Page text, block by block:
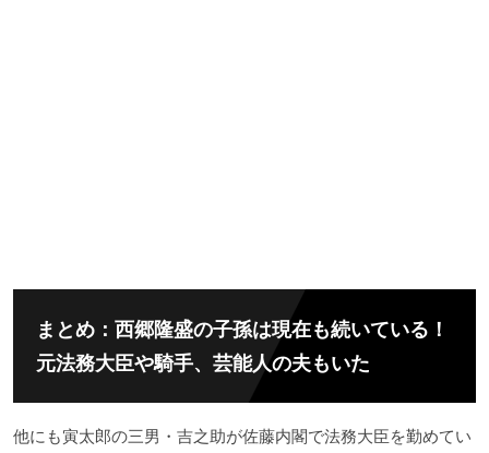
まとめ：西郷隆盛の子孫は現在も続いている！
元法務大臣や騎手、芸能人の夫もいた
他にも寅太郎の三男・吉之助が佐藤内閣で法務大臣を勤めてい